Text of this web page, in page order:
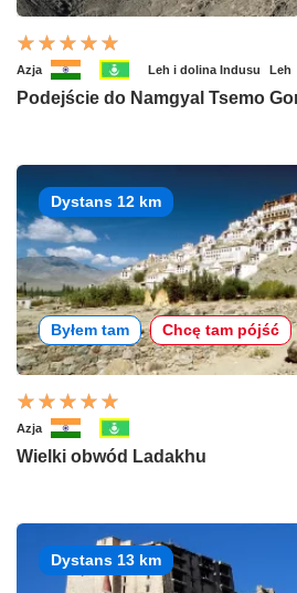
Azja Leh i dolina Indusu Leh
Podejście do Namgyal Tsemo
Dystans 12 km
Byłem tam Chcę tam pójść
Azja
Wielki obwód Ladakhu
Dystans 13 km